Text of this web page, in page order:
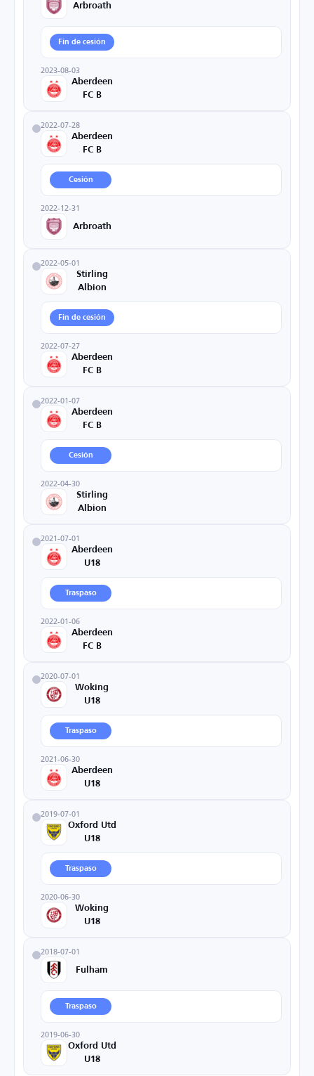
Arbroath
Fin de cesión
2023-08-03
Aberdeen
FC B
2022-07-28
Aberdeen
FC B
Cesión
2022-12-31
Arbroath
2022-05-01
Stirling
Albion
Fin de cesión
2022-07-27
Aberdeen
FC B
2022-01-07
Aberdeen
FC B
Cesión
2022-04-30
Stirling
Albion
2021-07-01
Aberdeen
U18
Traspaso
2022-01-06
Aberdeen
FC B
2020-07-01
Woking
U18
Traspaso
2021-06-30
Aberdeen
U18
2019-07-01
Oxford Utd
U18
Traspaso
2020-06-30
Woking
U18
2018-07-01
Fulham
Traspaso
2019-06-30
Oxford Utd
U18